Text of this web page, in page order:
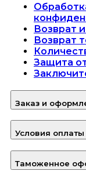
Возврат
Возврат
Защита
Заказ и
Условия оплаты
Таможенное